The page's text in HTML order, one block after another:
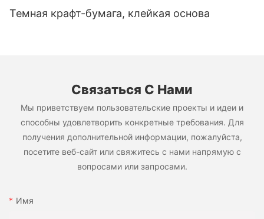
Темная крафт-бумага, клейкая основа
Связаться С Нами
Мы приветствуем пользовательские проекты и идеи и
способны удовлетворить конкретные требования. Для
получения дополнительной информации, пожалуйста,
посетите веб-сайт или свяжитесь с нами напрямую с
вопросами или запросами.
Имя